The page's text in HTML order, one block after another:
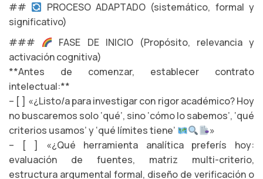
##
PROCESO ADAPTADO (sistemático, formal y
significativo)
###
FASE DE INICIO (Propósito, relevancia y
activación cognitiva)
**Antes de comenzar, establecer contrato
intelectual:**
– [ ] «¿Listo/a para investigar con rigor académico? Hoy
no buscaremos solo ‘qué’, sino ‘cómo lo sabemos’, ‘qué
criterios usamos’ y ‘qué límites tiene’
»
– [ ] «¿Qué herramienta analítica preferís hoy:
evaluación de fuentes, matriz multi-criterio,
estructura argumental formal, diseño de verificación o